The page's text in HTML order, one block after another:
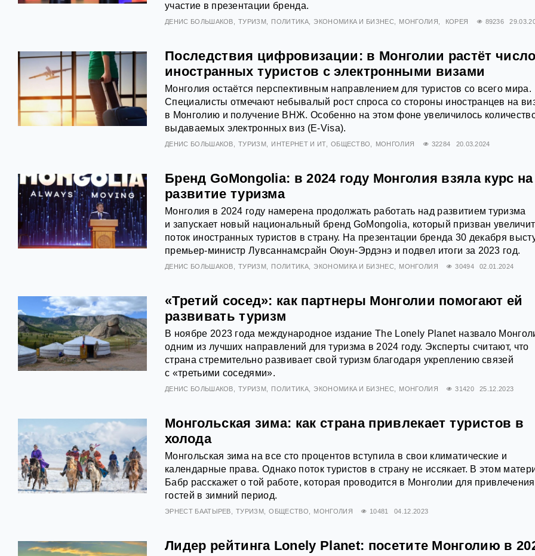
участие в презентации бренда.
ДЕНИС БОЛЬШАКОВ ТУРИЗМ ПОЛИТИКА ЭКОНОМИКА И БИЗНЕС МОНГОЛИЯ КОРЕЯ 89236
Последствия цифровизации: в Монголии растёт число
иностранных туристов с электронными визами
Монголия остаётся перспективным направлением для туристов со всего мира.
Специалисты отмечают небывалый рост спроса со стороны иностранцев на
в Монголию и получение ВНЖ. Особенно на этом фоне увеличилось
выдаваемых электронных виз (E-Visa).
ДЕНИС БОЛЬШАКОВ ТУРИЗМ ИНТЕРНЕТ И ИТ ОБЩЕСТВО МОНГОЛИЯ 32284 20.03.2024
Бренд GoMongolia: в 2024 году Монголия взяла курс на
развитие туризма
Монголия в 2024 году намерена продолжать работать над развитием туризма
и запускает новый национальный бренд GoMongolia, который призван
поток иностранных туристов в страну. На презентации бренда 30 декабря
премьер-министр Лувсаннамсрайн Оюун-Эрдэнэ и подвел итоги за 2023 год.
ДЕНИС БОЛЬШАКОВ ТУРИЗМ ПОЛИТИКА ЭКОНОМИКА И БИЗНЕС МОНГОЛИЯ 30494 02.01.2024
«Третий сосед»: как партнеры Монголии помогают ей
развивать туризм
В ноябре 2023 года международное издание The Lonely Planet назвало
одним из лучших направлений для туризма в 2024 году. Эксперты считают, что
страна стремительно развивает свой туризм благодаря укреплению связей
с «третьими соседями».
ДЕНИС БОЛЬШАКОВ ТУРИЗМ ПОЛИТИКА ЭКОНОМИКА И БИЗНЕС МОНГОЛИЯ 31420 25.12.2023
Монгольская зима: как страна привлекает туристов в
холода
Монгольская зима на все сто процентов вступила в свои климатические и
календарные права. Однако поток туристов в страну не иссякает. В этом
Бабр расскажет о той работе, которая проводится в Монголии для привлечения
гостей в зимний период.
ЭРНЕСТ БААТЫРЕВ ТУРИЗМ ОБЩЕСТВО МОНГОЛИЯ 10481 04.12.2023
Лидер рейтинга Lonely Planet: посетите Монголию в